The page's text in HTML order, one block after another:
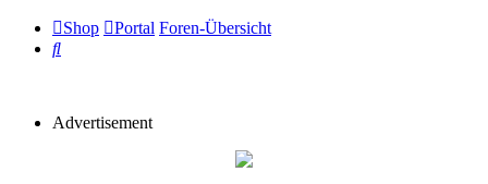
Shop Portal Foren-Übersicht
Suche
Advertisement